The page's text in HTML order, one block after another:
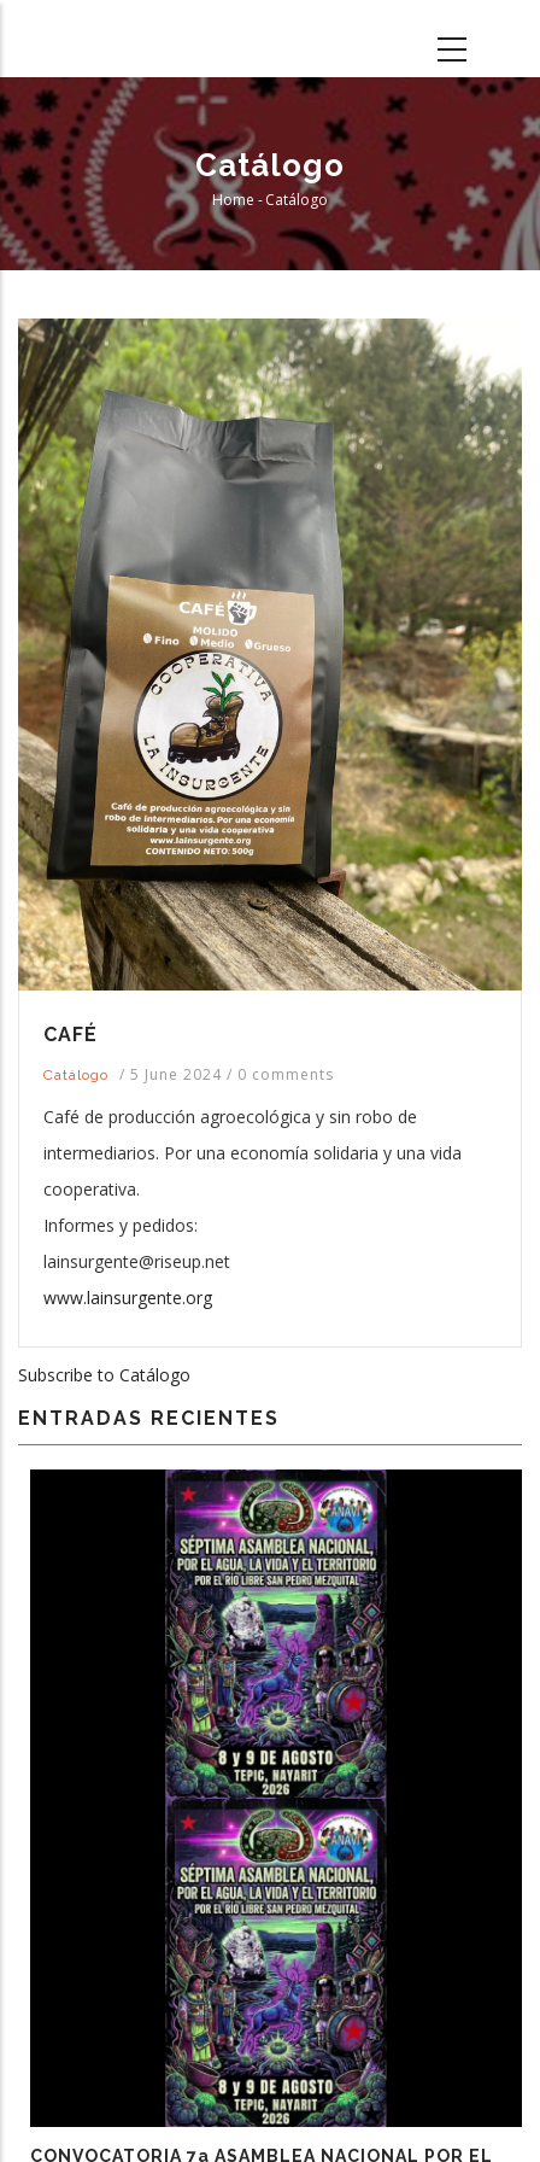
main
content
Catálogo
Breadcrumb
Home -Catálogo
CAFÉ
Catálogo / 5 June 2024 / 0 comments
Café de producción agroecológica y sin robo de
intermediarios. Por una economía solidaria y una vida
cooperativa.
Informes y pedidos:
lainsurgente@riseup.net
www.lainsurgente.org
Subscribe to Catálogo
ENTRADAS RECIENTES
CONVOCATORIA 7a ASAMBLEA NACIONAL POR EL